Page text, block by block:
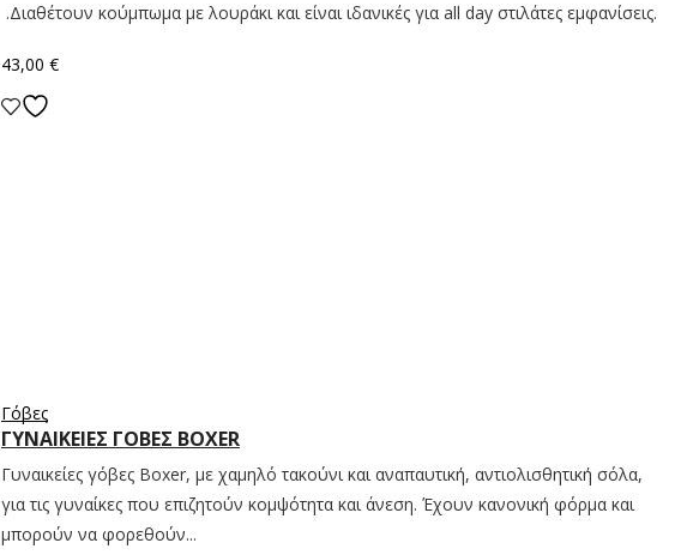
.Διαθέτουν κούμπωμα με λουράκι και είναι ιδανικές για all day στιλάτες εμφανίσεις.
43,00 €
Επιλογή
Γόβες
ΓΥΝΑΙΚΕΙΕΣ ΓΟΒΕΣ BOXER
Γυναικείες γόβες Boxer, με χαμηλό τακούνι και αναπαυτική, αντιολισθητική σόλα,
για τις γυναίκες που επιζητούν κομψότητα και άνεση. Έχουν κανονική φόρμα και
μπορούν να φορεθούν...